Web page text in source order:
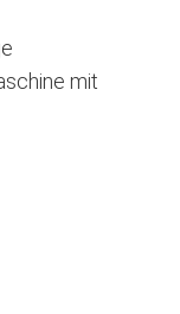
mit